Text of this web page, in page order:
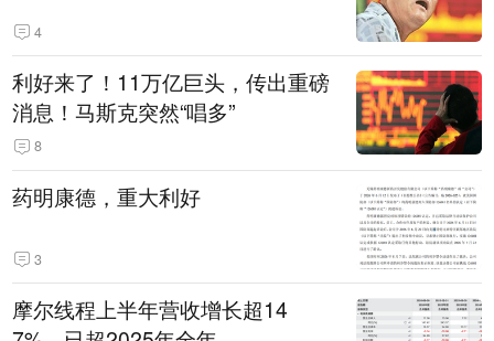
4
利好来了！11万亿巨头，传出重磅
消息！马斯克突然“唱多”
8
药明康德，重大利好
3
摩尔线程上半年营收增长超14